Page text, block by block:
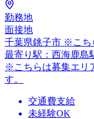
勤務地
面接地
千葉県銚子市 ※こち
最寄り駅：西海鹿島
※こちらは募集エリ
す。
交通費支給
未経験OK